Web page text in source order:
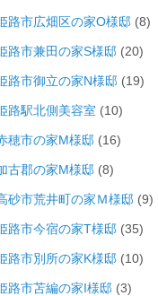
路市広畑区の家O様邸 (8)
路市兼田の家S様邸 (20)
路市御立の家N様邸 (19)
路駅北側美容室 (10)
穂市の家M様邸 (16)
古郡の家M様邸 (8)
砂市荒井町の家Ｍ様邸 (9)
路市今宿の家T様邸 (35)
路市別所の家K様邸 (10)
路市苫編の家I様邸 (3)